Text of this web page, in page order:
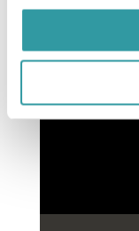
Notre
répertoire
à partir du